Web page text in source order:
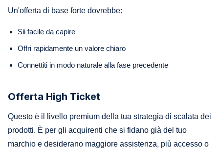
Un'offerta di base forte dovrebbe:
Sii facile da capire
Offri rapidamente un valore chiaro
Connettiti in modo naturale alla fase precedente
Offerta High Ticket
Questo è il livello premium della tua strategia di scalata dei
prodotti. È per gli acquirenti che si fidano già del tuo
marchio e desiderano maggiore assistenza, più accesso o